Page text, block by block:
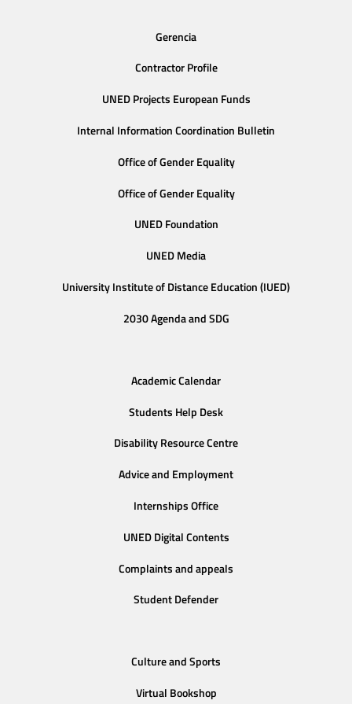
Gerencia
Contractor Profile
UNED Projects European Funds
Internal Information Coordination Bulletin
Office of Gender Equality
Office of Gender Equality
UNED Foundation
UNED Media
University Institute of Distance Education (IUED)
2030 Agenda and SDG
Academic Calendar
Students Help Desk
Disability Resource Centre
Advice and Employment
Internships Office
UNED Digital Contents
Complaints and appeals
Student Defender
Culture and Sports
Virtual Bookshop